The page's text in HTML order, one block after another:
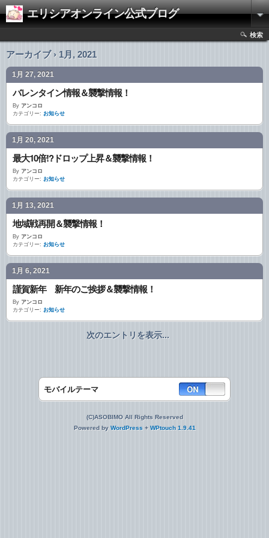
エリシアオンライン公式ブログ
検索
アーカイブ › 1月, 2021
1月 27, 2021
バレンタイン情報＆襲撃情報！
By アンコロ
カテゴリー: お知らせ
1月 20, 2021
最大10倍!?ドロップ上昇＆襲撃情報！
By アンコロ
カテゴリー: お知らせ
1月 13, 2021
地域戦再開＆襲撃情報！
By アンコロ
カテゴリー: お知らせ
1月 6, 2021
謹賀新年 新年のご挨拶＆襲撃情報！
By アンコロ
カテゴリー: お知らせ
次のエントリを表示...
モバイルテーマ
(C)ASOBIMO All Rights Reserved
Powered by WordPress + WPtouch 1.9.41